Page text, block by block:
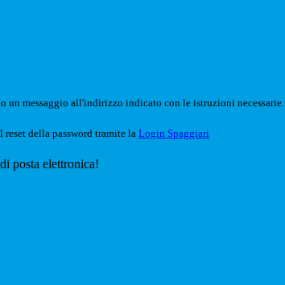
un messaggio all'indirizzo indicato con le istruzioni necessarie.
della password tramite la Login Spaggiari
posta elettronica!